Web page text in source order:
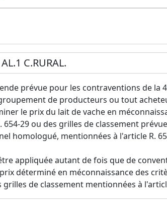
C.RURAL.
prévue pour les contraventions de la
de producteurs ou tout
le prix du lait de vache en
654-29 ou des grilles de classement
homologué, mentionnées à l'article R.
appliquée autant de fois que de
déterminé en méconnaissance des
grilles de classement mentionnées à